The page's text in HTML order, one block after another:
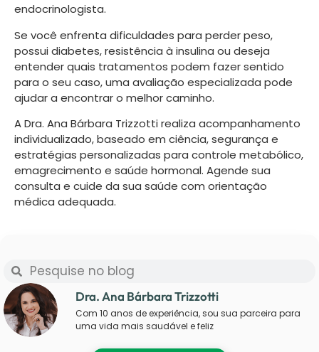
endocrinologista.
Se você enfrenta dificuldades para perder peso,
possui diabetes, resistência à insulina ou deseja
entender quais tratamentos podem fazer sentido
para o seu caso, uma avaliação especializada pode
ajudar a encontrar o melhor caminho.
A Dra. Ana Bárbara Trizzotti realiza acompanhamento
individualizado, baseado em ciência, segurança e
estratégias personalizadas para controle metabólico,
emagrecimento e saúde hormonal. Agende sua
consulta e cuide da sua saúde com orientação
médica adequada.
Dra. Ana Bárbara Trizzotti
Com 10 anos de experiência, sou sua parceira para
uma vida mais saudável e feliz